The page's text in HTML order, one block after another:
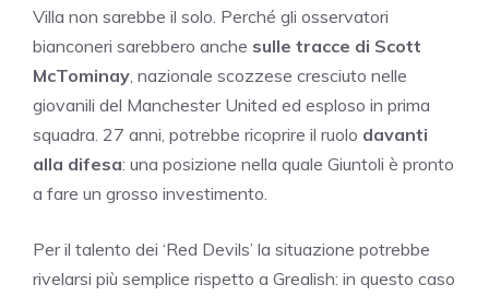
Villa non sarebbe il solo. Perché gli osservatori
bianconeri sarebbero anche sulle tracce di Scott
McTominay, nazionale scozzese cresciuto nelle
giovanili del Manchester United ed esploso in prima
squadra. 27 anni, potrebbe ricoprire il ruolo davanti
alla difesa: una posizione nella quale Giuntoli è pronto
a fare un grosso investimento.
Per il talento dei ‘Red Devils’ la situazione potrebbe
rivelarsi più semplice rispetto a Grealish: in questo caso